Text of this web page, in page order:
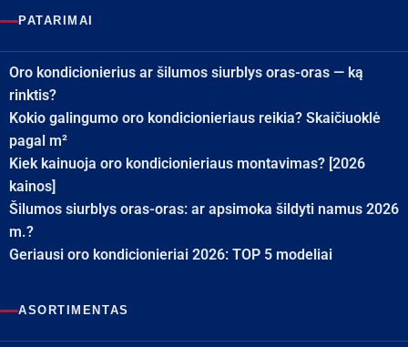
PATARIMAI
Oro kondicionierius ar šilumos siurblys oras-oras — ką
rinktis?
Kokio galingumo oro kondicionieriaus reikia? Skaičiuoklė
pagal m²
Kiek kainuoja oro kondicionieriaus montavimas? [2026
kainos]
Šilumos siurblys oras-oras: ar apsimoka šildyti namus 2026
m.?
Geriausi oro kondicionieriai 2026: TOP 5 modeliai
ASORTIMENTAS